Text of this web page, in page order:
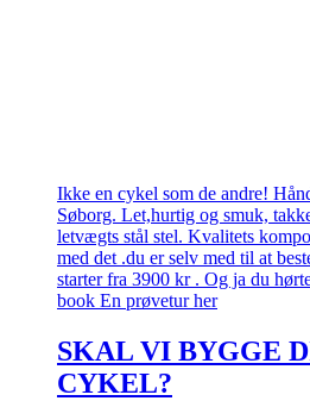
Ikke en cykel som de andre!
Søborg. Let,hurtig og smuk,
letvægts stål stel. Kvalitets
med det .du er selv med til at
starter fra 3900 kr . Og ja du
book En prøvetur her
SKAL VI BYGGE
CYKEL?